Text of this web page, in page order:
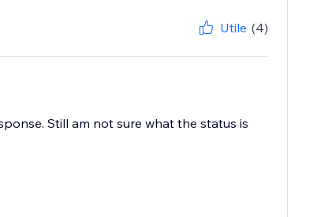
Utile (4)
Still am not sure what the status is